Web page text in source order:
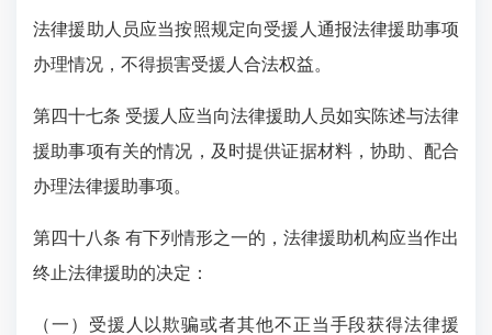
法律援助人员应当按照规定向受援人通报法律援助事项
办理情况，不得损害受援人合法权益。
第四十七条 受援人应当向法律援助人员如实陈述与法律
援助事项有关的情况，及时提供证据材料，协助、配合
办理法律援助事项。
第四十八条 有下列情形之一的，法律援助机构应当作出
终止法律援助的决定：
（一）受援人以欺骗或者其他不正当手段获得法律援